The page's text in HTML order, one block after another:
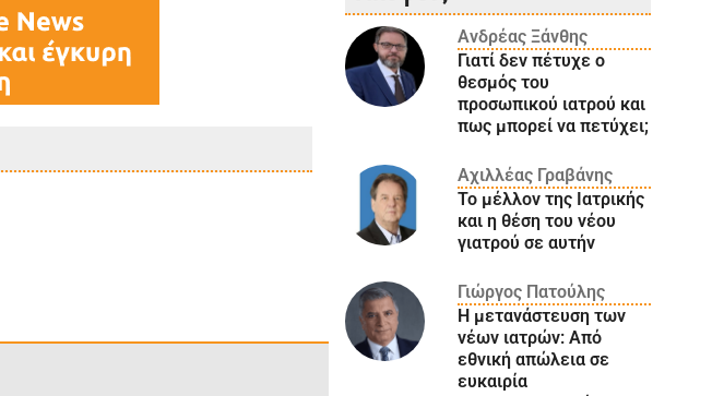
Ανδρέας Ξάνθης
Γιατί δεν πέτυχε ο
θεσμός του
προσωπικού ιατρού και
πως μπορεί να πετύχει;
Αχιλλέας Γραβάνης
Το μέλλον της Ιατρικής
και η θέση του νέου
γιατρού σε αυτήν
Γιώργος Πατούλης
Η μετανάστευση των
νέων ιατρών: Aπό
εθνική απώλεια σε
ευκαιρία